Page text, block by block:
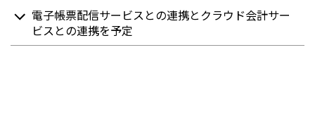
電子帳票配信サービスとの連携とクラウド会計サー
ビスとの連携を予定